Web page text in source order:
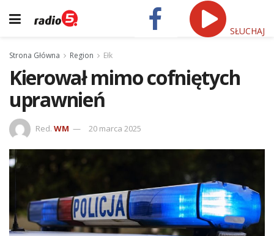
SŁUCHAJ
Strona Główna Region Ełk
Kierował mimo cofniętych
uprawnień
Red. WM 20 marca 2025